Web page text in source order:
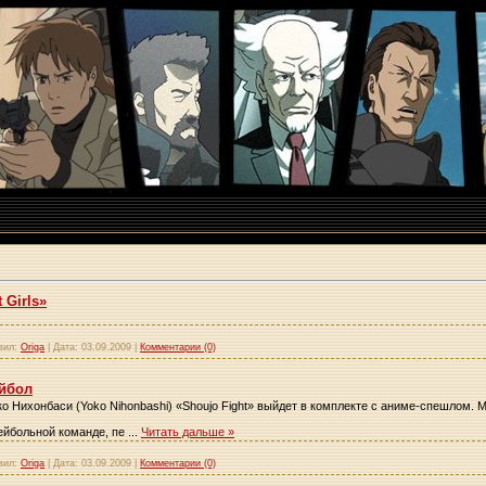
Girls»
Origa Дата: 03.09.2009 Комментарии (0)
Нихонбаси (Yoko Nihonbashi) «Shoujo Fight» выйдет в комплекте с аниме-спешлом.
команде, пе
Читать дальше »
Origa Дата: 03.09.2009 Комментарии (0)